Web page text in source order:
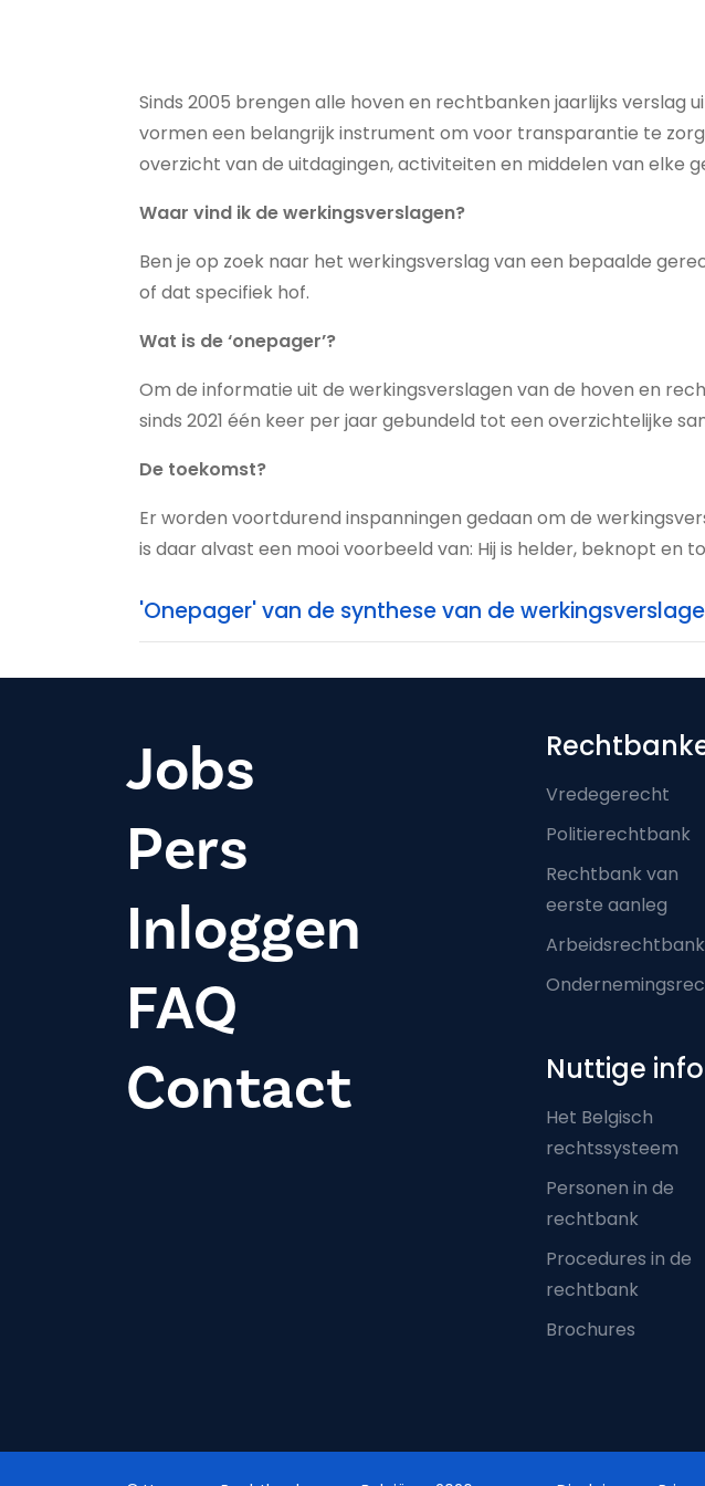
Sinds 2005 brengen alle hoven en rechtbanken jaarlijks verslag
vormen een belangrijk instrument om voor transparantie te
overzicht van de uitdagingen, activiteiten en middelen van elke
Waar vind ik dewerkingsverslagen?
Ben je op zoek naar het werkingsverslag van een bepaalde
of dat specifiek hof.
Wat is de ‘onepager’?
Om de informatie uit de werkingsverslagen van de hoven en
sinds 2021 één keer per jaar gebundeld tot een overzichtelijke
De toekomst?
Er worden voortdurend inspanningen gedaan om de
is daar alvast een mooi voorbeeld van: Hij is helder, beknopt en
'Onepager' van de synthese van de
Jobs
Pers
Inloggen
FAQ
Contact
Vredegerecht
Politierechtbank
Rechtbank van
eerste aanleg
Arbeidsrechtbank
Nuttige info
Het Belgisch
rechtssysteem
Personen in de
rechtbank
Procedures in de
rechtbank
Brochures